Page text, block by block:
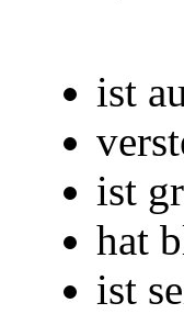
ist
ist
hat
ist